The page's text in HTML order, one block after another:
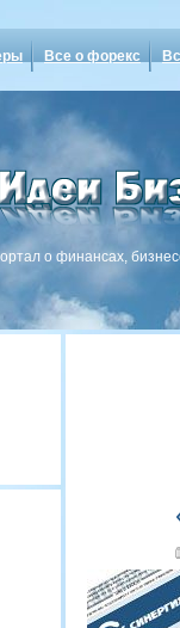
Все о форекс
о финансах,